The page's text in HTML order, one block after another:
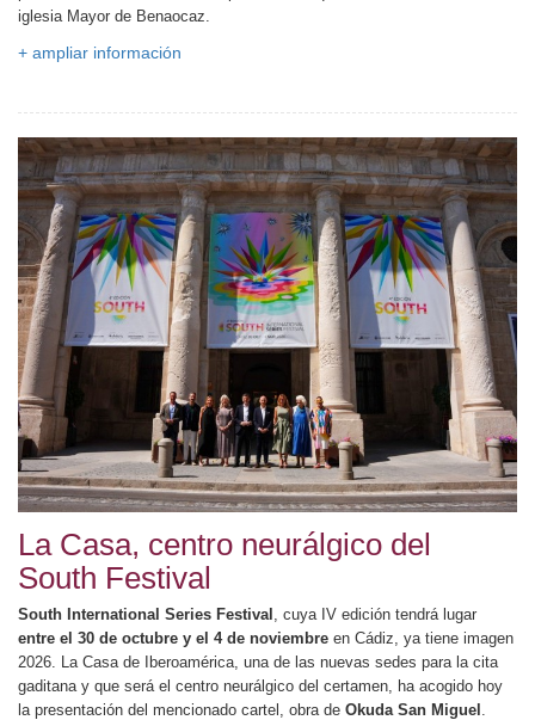
iglesia Mayor de Benaocaz.
+ ampliar información
La Casa, centro neurálgico del
South Festival
South International Series Festival , cuya IV edición tendrá lugar
entre el 30 de octubre y el 4 de noviembre en Cádiz, ya tiene imagen
2026. La Casa de Iberoamérica, una de las nuevas sedes para la cita
gaditana y que será el centro neurálgico del certamen, ha acogido hoy
la presentación del mencionado cartel, obra de Okuda San Miguel